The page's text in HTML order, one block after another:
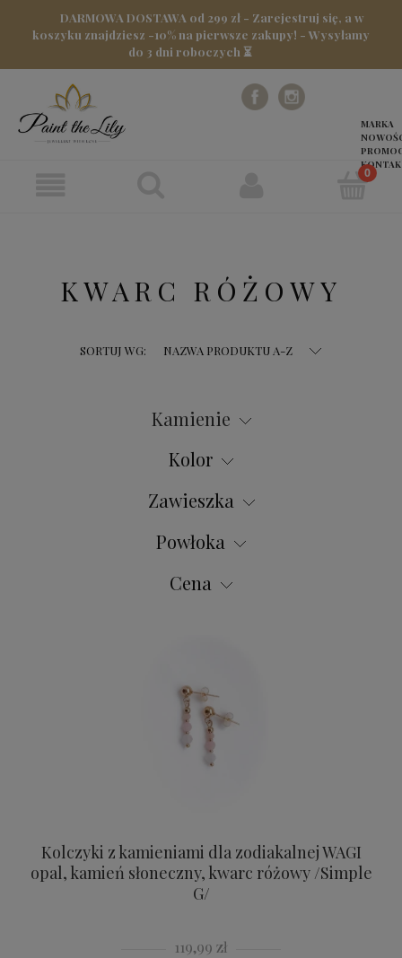
DARMOWA DOSTAWA od 299 zł - Zarejestruj się, a w
koszyku znajdziesz -10% na pierwsze zakupy! - Wysyłamy
do 3 dni roboczych ⏳
MARKA
KWARC RÓŻOWY
SORTUJ WG: NAZWA PRODUKTU A-Z
Kamienie
Kolor
Zawieszka
Powłoka
Cena
Kolczyki z kamieniami dla zodiakalnej WAGI
opal, kamień słoneczny, kwarc różowy /Simple
G/
119,99 zł